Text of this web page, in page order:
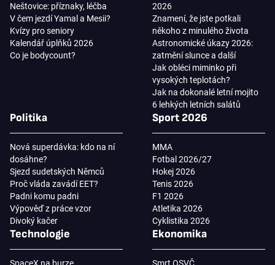
Neštovice: příznaky, léčba
V čem jezdí Yamal a Mesii?
Kvízy pro seniory
Kalendář úplňků 2026
Co je bodycount?
2026
Znamení, že jste potkali
někoho z minulého života
Astronomické úkazy 2026:
zatmění slunce a další
Jak obléci miminko při
vysokých teplotách?
Jak na dokonalé letní mojito
6 lehkých letních salátů
Politika
Nová superdávka: kdo na ní
dosáhne?
Sjezd sudetských Němců
Proč vláda zavádí EET?
Padni komu padni
Výpověď z práce vzor
Divoký kačer
Sport 2026
MMA
Fotbal 2026/27
Hokej 2026
Tenis 2026
F1 2026
Atletika 2026
Cyklistika 2026
Technologie Ekonomika